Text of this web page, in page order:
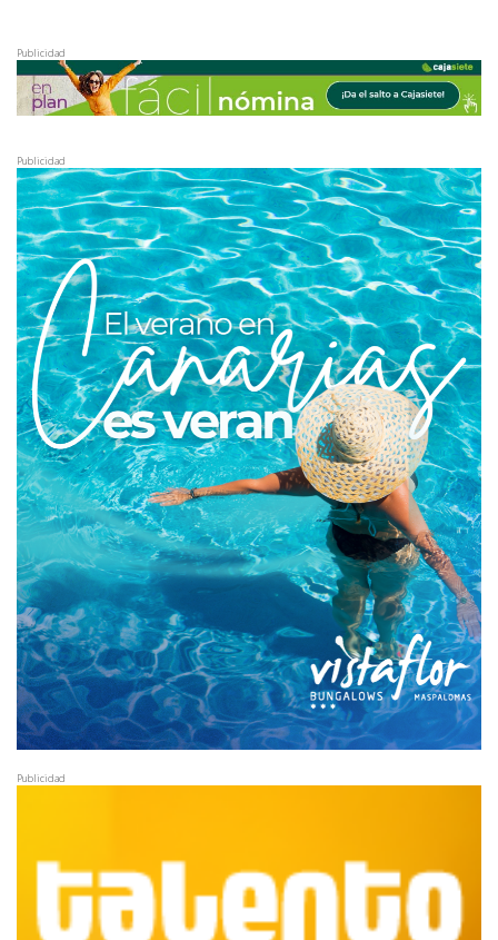
Publicidad
Publicidad
Publicidad